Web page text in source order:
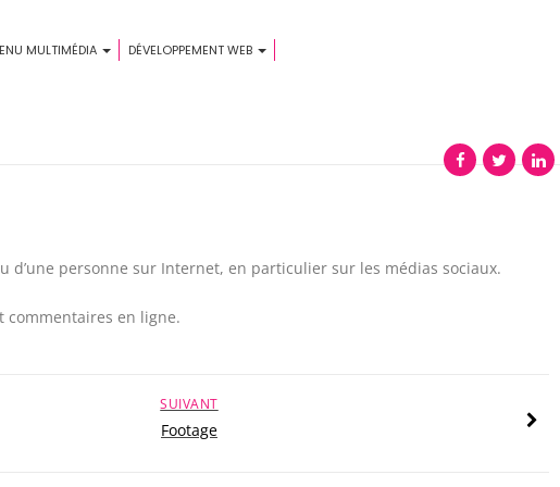
MULTIMÉDIA
DÉVELOPPEMENT WEB
d’une personne sur Internet, en particulier sur les médias sociaux.
commentaires en ligne.
SUIVANT
Footage